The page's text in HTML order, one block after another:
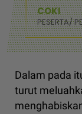
COKI
PESERTA/
Dalam pada
turut